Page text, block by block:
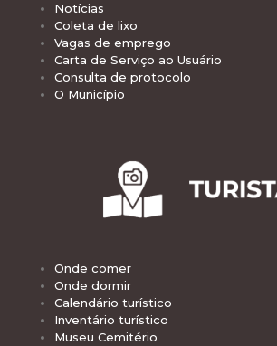
Notícias
Coleta de lixo
Vagas de emprego
Carta de Serviço ao Usuário
Consulta de protocolo
O Município
Onde comer
Onde dormir
Calendário turístico
Inventário turístico
Museu Cemitério